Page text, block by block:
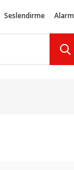
Seslendirme Alarm